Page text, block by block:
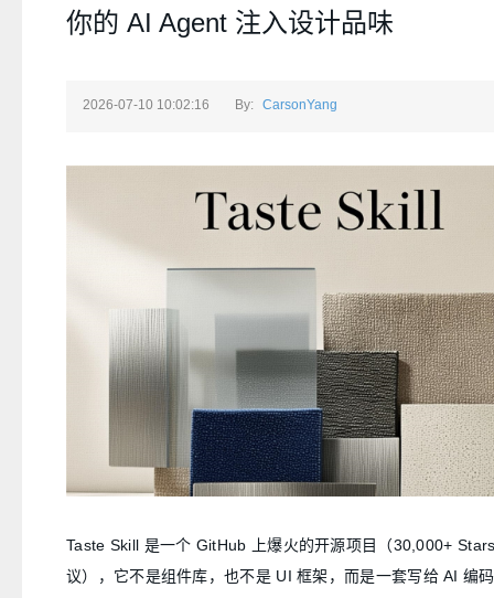
你的 AI Agent 注入设计品味
2026-07-10 10:02:16 By: CarsonYang
Taste Skill 是一个 GitHub 上爆火的开源项目（30,000+
议），它不是组件库，也不是 UI 框架，而是一套写给 AI 编